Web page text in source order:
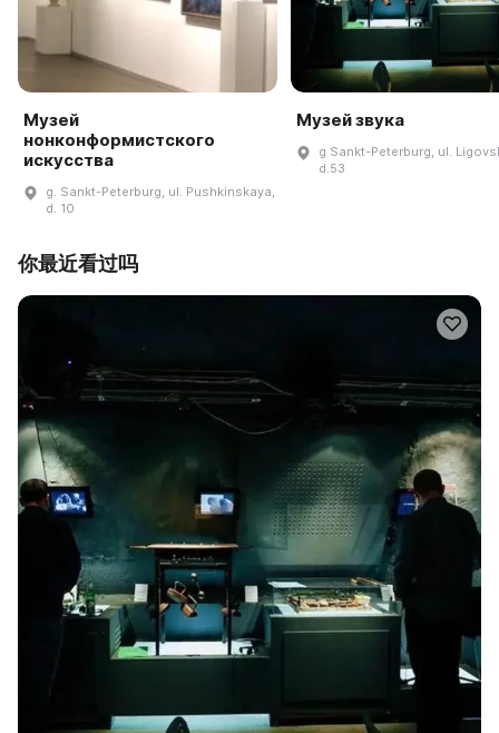
Музей
нонконформистского
искусства
g. Sankt-Peterburg, ul. Pushkinskaya,
d. 10
Музей звука
g Sankt-Peterburg, ul.
d.53
你最近看过吗